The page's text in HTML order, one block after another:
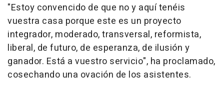
"Estoy convencido de que no y aquí tenéis
vuestra casa porque este es un proyecto
integrador, moderado, transversal, reformista,
liberal, de futuro, de esperanza, de ilusión y
ganador. Está a vuestro servicio", ha proclamado,
cosechando una ovación de los asistentes.